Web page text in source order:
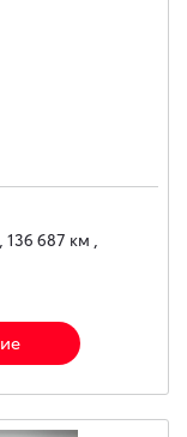
687 км ,